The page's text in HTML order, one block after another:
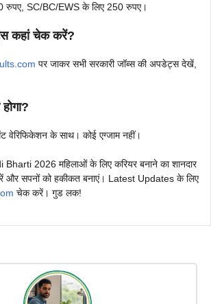
रुपए, SC/BC/EWS के लिए 250 रुपए।
कहां चेक करें?
पर जाकर सभी सरकारी जॉब्स की अपडेट्स देखें,
वेरिफिकेशन के साथ। कोई एग्जाम नहीं।
2026 महिलाओं के लिए करियर बनाने का शानदार
और सपनों को हकीकत बनाएं। Latest Updates के लिए
चेक करें। गुड लक!